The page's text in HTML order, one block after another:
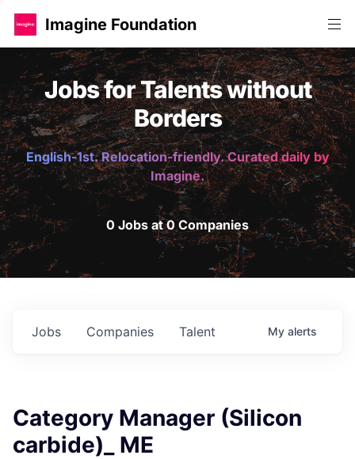
Imagine Foundation
Jobs for Talents without
Borders
English-1st. Relocation-friendly. Curated daily by
Imagine.
0 Jobs at 0 Companies
Jobs Companies Talent My alerts
Category Manager (Silicon
carbide)_ ME